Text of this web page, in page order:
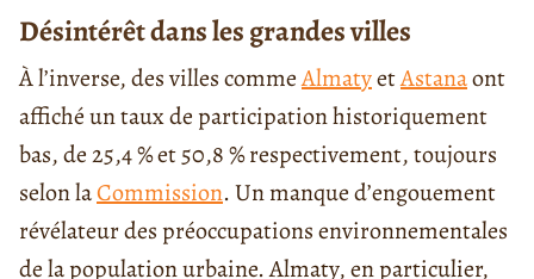
Désintérêt dans les grandes villes
À l’inverse, des villes commeAlmatyetAstanaont
affiché un taux de participation historiquement
bas, de 25,4 % et 50,8 % respectivement, toujours
selon laCommission. Un manque d’engouement
révélateur des préoccupations environnementales
de la population urbaine. Almaty, en particulier,